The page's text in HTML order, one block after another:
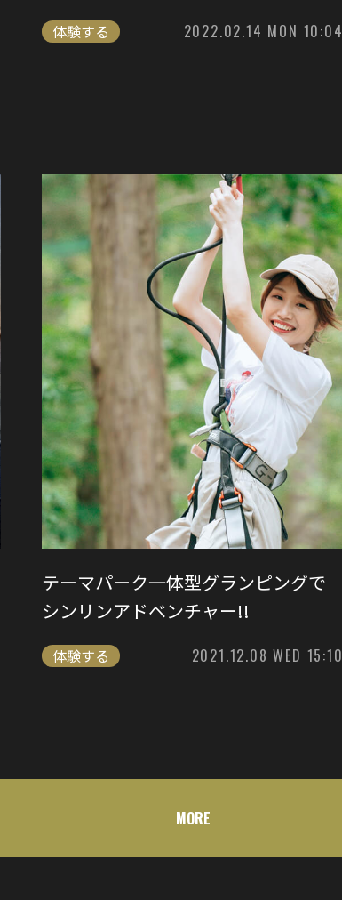
体験する 2022.02.14 MON 10:04
テーマパーク一体型グランピングで
シンリンアドベンチャー!!
体験する 2021.12.08 WED 15:10
MORE